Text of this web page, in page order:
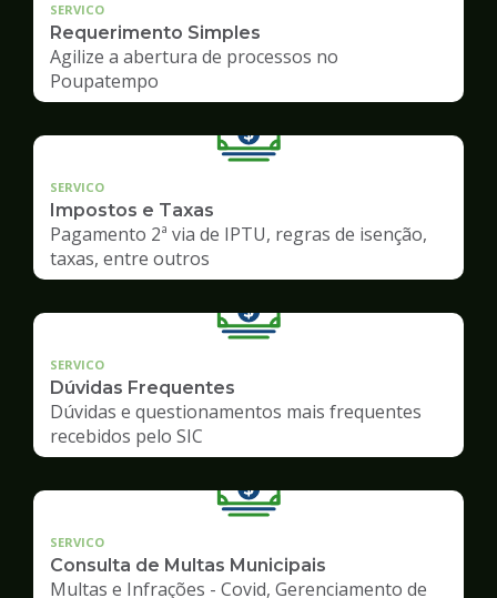
SERVICO
Requerimento Simples
Agilize a abertura de processos no
Poupatempo
SERVICO
Impostos e Taxas
Pagamento 2ª via de IPTU, regras de isenção,
taxas, entre outros
SERVICO
Dúvidas Frequentes
Dúvidas e questionamentos mais frequentes
recebidos pelo SIC
SERVICO
Consulta de Multas Municipais
Multas e Infrações - Covid, Gerenciamento de